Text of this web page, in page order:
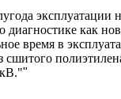
эксплуатации
диагностике как
время в
сшитого
"